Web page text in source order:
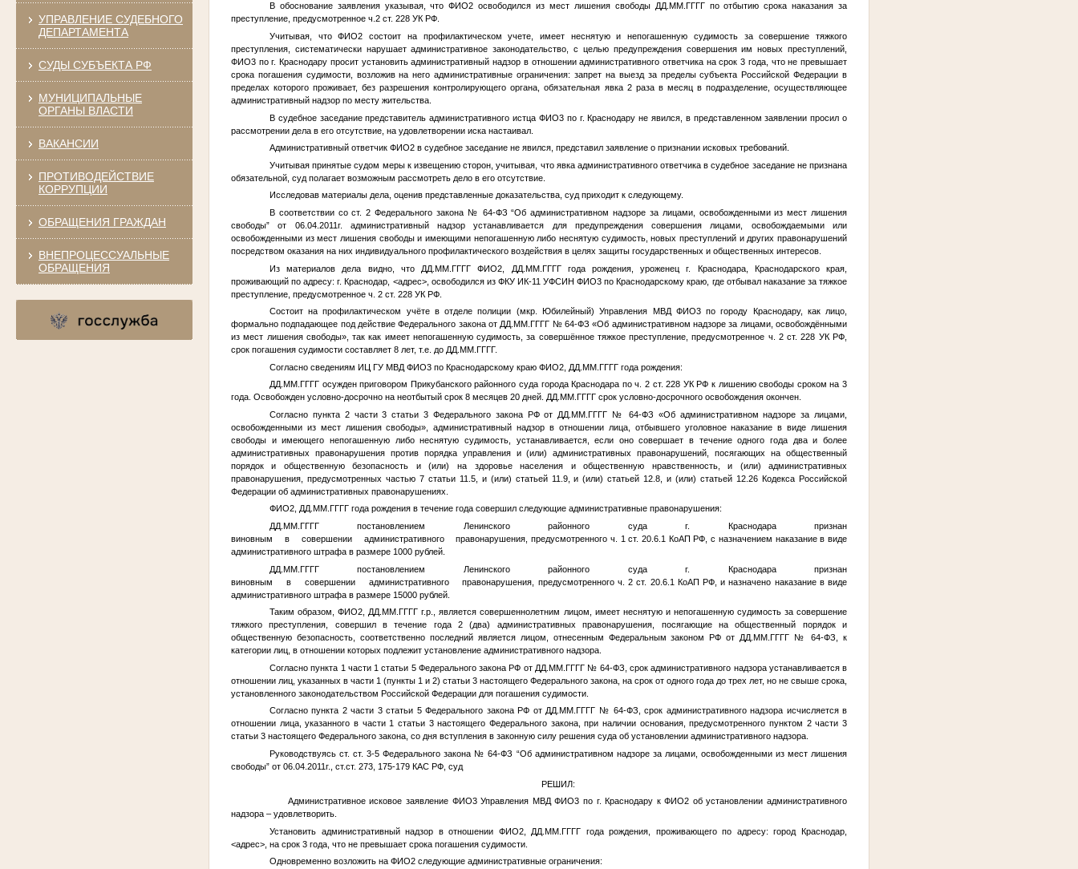
УПРАВЛЕНИЕ СУДЕБНОГО
ДЕПАРТАМЕНТА
СУДЫ СУБЪЕКТА РФ
МУНИЦИПАЛЬНЫЕ
ОРГАНЫ ВЛАСТИ
ВАКАНСИИ
ПРОТИВОДЕЙСТВИЕ
КОРРУПЦИИ
ОБРАЩЕНИЯ ГРАЖДАН
ВНЕПРОЦЕССУАЛЬНЫЕ
ОБРАЩЕНИЯ
В обоснование заявления указывая, чтоФИО2 освободился из мест лишения свободы ДД.ММ.ГГГГпо отбытию срока наказания за
преступление, предусмотренное ч.2 ст. 228 УК РФ.
Учитывая, чтоФИО2 состоит на профилактическом учете, имеет неснятую и непогашенную судимость за совершение тяжкого
преступления, систематически нарушает административное законодательство, с целью предупреждения совершения им новых преступлений,
ФИО3по г. Краснодару просит установить административный надзор в отношении административного ответчика на срок 3 года, что не превышает
срока погашения судимости, возложив на него административные ограничения: запрет на выезд за пределы субъекта Российской Федерации в
пределах которого проживает, без разрешения контролирующего органа, обязательная явка 2 раза в месяц в подразделение, осуществляющее
административный надзор по месту жительства.
В судебное заседание представитель административного истца ФИО3по г. Краснодару не явился, в представленном заявлении просил о
рассмотрении дела в его отсутствие, на удовлетворении иска настаивал.
Административный ответчик ФИО2в судебное заседание не явился, представил заявление о признании исковых требований.
Учитывая принятые судом меры к извещению сторон, учитывая, что явка административного ответчика в судебное заседание не признана
обязательной, суд полагает возможным рассмотреть дело в его отсутствие.
Исследовав материалы дела, оценив представленные доказательства, суд приходит к следующему.
В соответствии со ст. 2 Федерального закона № 64-ФЗ “Об административном надзоре за лицами, освобожденными из мест лишения
свободы” от 06.04.2011г. административный надзор устанавливается для предупреждения совершения лицами, освобождаемыми или
освобожденными из мест лишения свободы и имеющими непогашенную либо неснятую судимость, новых преступлений и других правонарушений
посредством оказания на них индивидуального профилактического воздействия в целях защиты государственных и общественных интересов.
Из материалов дела видно, что ДД.ММ.ГГГГ ФИО2 ДД.ММ.ГГГГгода рождения, уроженец г. Краснодара, Краснодарского края,
проживающий по адресу: г. Краснодар, <адрес>, освободился из ФКУ ИК-11 УФСИНФИО3 по Краснодарскому краю, где отбывал наказание за тяжкое
преступление, предусмотренное ч. 2 ст. 228 УК РФ.
Состоит на профилактическом учёте в отделе полиции (мкр. Юбилейный) Управления МВД ФИО3по городу Краснодару, как лицо,
формально подпадающее под действие Федерального закона от ДД.ММ.ГГГГ № 64-ФЗ «Об административном надзоре за лицами, освобождёнными
из мест лишения свободы», так как имеет непогашенную судимость, за совершённое тяжкое преступление, предусмотренное ч. 2 ст. 228 УК РФ,
срок погашения судимости составляет 8 лет, т.е. до ДД.ММ.ГГГГ.
Согласно сведениям ИЦ ГУ МВД ФИО3по Краснодарскому краю ФИО2, ДД.ММ.ГГГГгода рождения:
ДД.ММ.ГГГГосужден приговором Прикубанского районного суда города Краснодара по ч. 2 ст. 228 УК РФ к лишению свободы сроком на 3
года. Освобожден условно-досрочно на неотбытый срок 8 месяцев 20 дней. ДД.ММ.ГГГГсрок условно-досрочного освобождения окончен.
Согласно пункта 2 части 3 статьи 3 Федерального закона РФ от ДД.ММ.ГГГГ № 64-ФЗ «Об административном надзоре за лицами,
освобожденными из мест лишения свободы», административный надзор в отношении лица, отбывшего уголовное наказание в виде лишения
свободы и имеющего непогашенную либо неснятую судимость, устанавливается, если оно совершает в течение одного года два и более
административных правонарушения против порядка управления и (или) административных правонарушений, посягающих на общественный
порядок и общественную безопасность и (или) на здоровье населения и общественную нравственность, и (или) административных
правонарушения, предусмотренных частью 7 статьи 11.5, и (или) статьей 11.9, и (или) статьей 12.8, и (или) статьей 12.26 Кодекса Российской
Федерации об административных правонарушениях.
ФИО2, ДД.ММ.ГГГГгода рождения в течение года совершил следующие административные правонарушения:
ДД.ММ.ГГГГпостановлением Ленинского районного суда г. Краснодара признан
виновным в совершении административного правонарушения, предусмотренного ч. 1 ст. 20.6.1 КоАП РФ, с назначением наказание в виде
административного штрафа в размере 1000 рублей.
ДД.ММ.ГГГГпостановлением Ленинского районного суда г. Краснодара признан
виновным в совершении административного правонарушения, предусмотренного ч. 2 ст. 20.6.1 КоАП РФ, и назначено наказание в виде
административного штрафа в размере 15000 рублей.
Таким образом,ФИО2 ДД.ММ.ГГГГ г.р., является совершеннолетним лицом, имеет неснятую и непогашенную судимость за совершение
тяжкого преступления, совершил в течение года 2 (два) административных правонарушения, посягающие на общественный порядок и
общественную безопасность, соответственно последний является лицом, отнесенным Федеральным законом РФ от ДД.ММ.ГГГГ № 64-ФЗ, к
категории лиц, в отношении которых подлежит установление административного надзора.
Согласно пункта 1 части 1 статьи 5 Федерального закона РФ от ДД.ММ.ГГГГ№ 64-ФЗ, срок административного надзора устанавливается в
отношении лиц, указанных в части 1 (пункты 1 и 2) статьи 3 настоящего Федерального закона, на срок от одного года до трех лет, но не свыше срока,
установленного законодательством Российской Федерации для погашения судимости.
Согласно пункта 2 части 3 статьи 5 Федерального закона РФ отДД.ММ.ГГГГ № 64-ФЗ, срок административного надзора исчисляется в
отношении лица, указанного в части 1 статьи 3 настоящего Федерального закона, при наличии основания, предусмотренного пунктом 2 части 3
статьи 3 настоящего Федерального закона, со дня вступления в законную силу решения суда об установлении административного надзора.
Руководствуясь ст. ст. 3-5 Федерального закона № 64-ФЗ “Об административном надзоре за лицами, освобожденными из мест лишения
свободы” от 06.04.2011г., ст.ст. 273, 175-179 КАС РФ, суд
РЕШИЛ:
Административное исковое заявление ФИО3Управления МВДФИО3 по г. Краснодару кФИО2 об установлении административного
надзора – удовлетворить.
Установить административный надзор в отношении ФИО2, ДД.ММ.ГГГГ года рождения, проживающего по адресу: город Краснодар,
<адрес>, на срок 3 года, что не превышает срока погашения судимости.
Одновременно возложить на ФИО2следующие административные ограничения: